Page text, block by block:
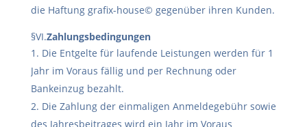
die Haftung grafix-house© gegenüber ihren Kunden.
§VI.Zahlungsbedingungen
Die Entgelte für laufende Leistungen werden für 1
Jahr im Voraus fällig und per Rechnung oder
Bankeinzug bezahlt.
Die Zahlung der einmaligen Anmeldegebühr sowie
des Jahresbeitrages wird ein Jahr im Voraus